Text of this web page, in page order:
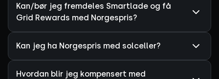
Kan/bør jeg fremdeles Smartlade og få
Grid Rewards med Norgespris?
Kan jeg ha Norgespris med solceller?
Hvordan blir jeg kompensert med